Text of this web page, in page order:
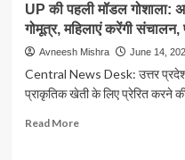
UP की पहली मॉडल गोशाला:
गोमूत्र, महिलाएं करेंगी संचालन,
Avneesh Mishra June 14,
Central News Desk: उत्तर प्रदेश
प्राकृतिक खेती के लिए प्रेरित करने की
Read MoreRead